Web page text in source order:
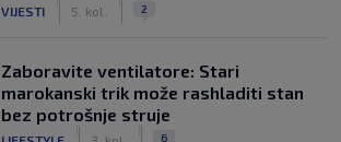
VIJESTI 5. kol. 2
Zaboravite ventilatore: Stari
marokanski trik može rashladiti stan
bez potrošnje struje
6